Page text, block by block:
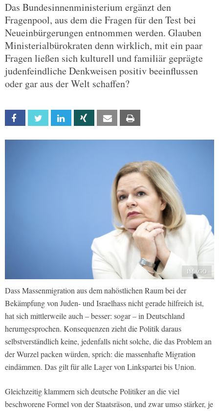
Das Bundesinnenministerium ergänzt den
Fragenpool, aus dem die Fragen für den Test bei
Neueinbürgerungen entnommen werden. Glauben
Ministerialbürokraten denn wirklich, mit ein paar
Fragen ließen sich kulturell und familiär geprägte
judenfeindliche Denkweisen positiv beeinflussen
oder gar aus der Welt schaffen?
Facebook Twitter Linkedin Xing Email
IMAGO
Dass Massenmigration aus dem nahöstlichen Raum bei der
Bekämpfung von Juden- und Israelhass nicht gerade hilfreich ist,
hat sich mittlerweile auch – besser: sogar – in Deutschland
herumgesprochen. Konsequenzen zieht die Politik daraus
selbstverständlich keine, jedenfalls nicht solche, die das Problem an
der Wurzel packen würden, sprich: die massenhafte Migration
eindämmen. Das gilt für alle Lager von Linkspartei bis Union.
Gleichzeitig klammern sich deutsche Politiker an die viel
beschworene Formel von der Staatsräson, und zwar umso stärker, je